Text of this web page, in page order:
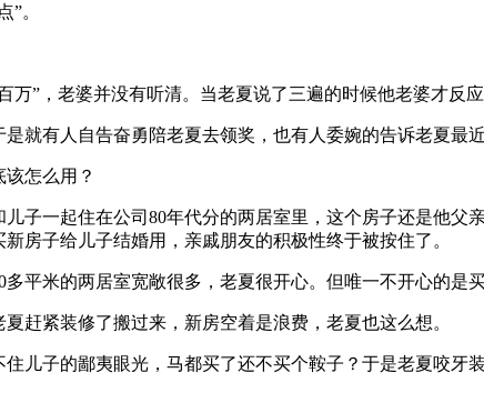
”。
万”，老婆并没有听清。当老夏说了三遍的时候他老婆才反
就有人自告奋勇陪老夏去领奖，也有人委婉的告诉老夏最
怎么用？
子一起住在公司80年代分的两居室里，这个房子还是他
房子给儿子结婚用，亲戚朋友的积极性终于被按住了。
平米的两居室宽敞很多，老夏很开心。但唯一不开心的是
赶紧装修了搬过来，新房空着是浪费，老夏也这么想。
儿子的鄙夷眼光，马都买了还不买个鞍子？于是老夏咬